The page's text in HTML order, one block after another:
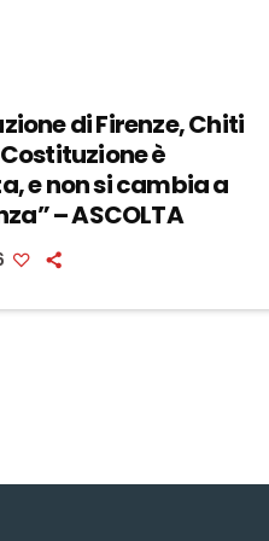
di Firenze, Chiti
Costituzione è
e non si cambia a
– ASCOLTA